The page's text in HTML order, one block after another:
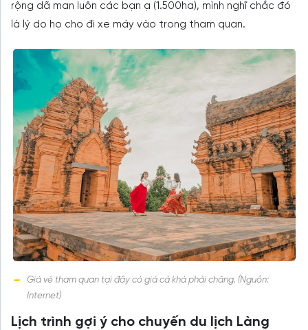
rộng dã man luôn các bạn ạ (1.500ha), mình nghĩ chắc đó
là lý do họ cho đi xe máy vào trong tham quan.
Giá vé tham quan tại đây có giá cả khá phải chăng. (Nguồn:
Internet)
Lịch trình gợi ý cho chuyến du lịch Làng